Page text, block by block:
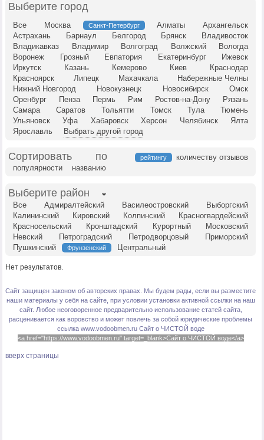
Выберите город
Все Москва Санкт-Петербург Алматы
Архангельск
Астрахань
Барнаул Белгород Брянск
Владивосток
Владикавказ
Владимир Волгоград Волжский
Вологда
Воронеж
Грозный Евпатория Екатеринбург
Ижевск
Иркутск
Казань Кемерово Киев
Краснодар
Красноярск
Липецк Махачкала
Набережные Челны
Нижний Новгород
Новокузнецк Новосибирск
Омск
Оренбург
Пенза Пермь Рим Ростов-на-Дону
Рязань
Самара
Саратов Тольятти Томск Тула
Тюмень
Ульяновск
Уфа Хабаровск Херсон Челябинск
Ялта
Ярославль
Выбрать другой город
Сортировать по рейтингу
количеству отзывов
популярности
названию
Выберите район
Все Адмиралтейский Василеостровский
Выборгский
Калининский
Кировский Колпинский
Красногвардейский
Красносельский
Кронштадский Курортный
Московский
Невский
Петроградский Петродворцовый
Приморский
Пушкинский
Фрунзенский Центральный
Нет результатов.
Сайт защищен законом об авторских правах. Мы будем рады, если вы разместите
наши материалы у себя на сайте, при условии установки активной ссылки на наш
сайт. Любое неоговоренное предварительно использование статей сайта,
расценивается как воровство и может повлечь за собой юридические проблемы
ссылка www.vodoobmen.ru Сайт о ЧИСТОЙ воде
<a href="https://www.vodoobmen.ru" target=_blank>Сайт о ЧИСТОЙ воде</a>
вверх страницы